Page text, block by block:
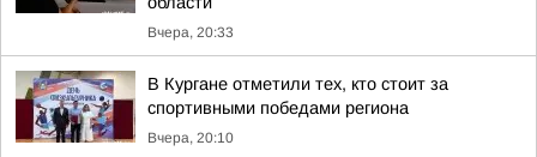
Вчера, 20:33
В Кургане отметили тех, кто стоит за
спортивными победами региона
Вчера, 20:10